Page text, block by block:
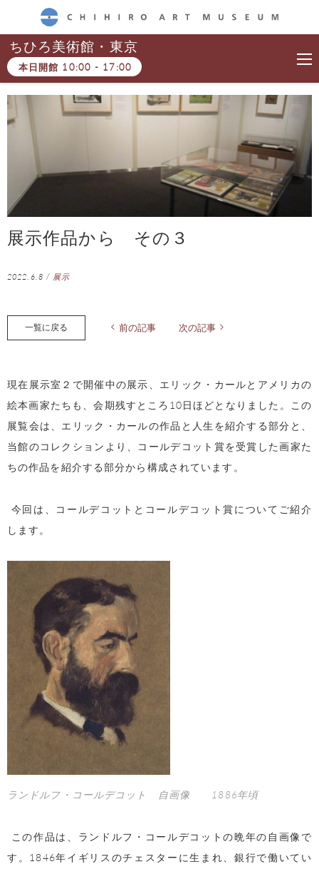
CHIHIRO ART MUSEUM
ちひろ美術館・東京
本日開館 10:00 - 17:00
展示作品から その３
2022.6.8 / 展示
一覧に戻る 前の記事 次の記事
現在展示室２で開催中の展示、エリック・カールとアメリカの
絵本画家たちも、会期残すところ 10日ほどとなりました。この
展覧会は、エリック・カールの作品と人生を紹介する部分と、
当館のコレクションより、コールデコット賞を受賞した画家た
ちの作品を紹介する部分から構成されています。
今回は、コールデコットとコールデコット賞についてご紹介
します。
ランドルフ・コールデコット 自画像 1886年頃
この作品は、ランドルフ・コールデコットの晩年の自画像で
す。 1846年イギリスのチェスターに生まれ、銀行で働いてい